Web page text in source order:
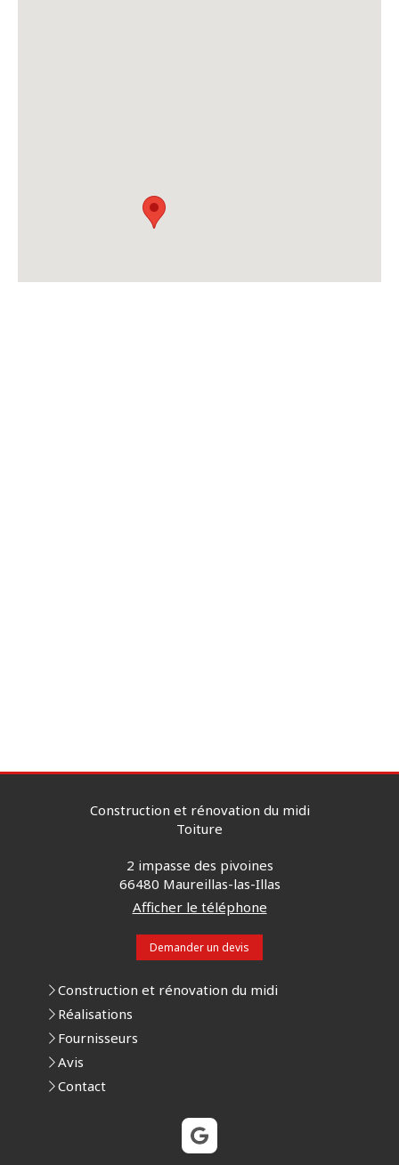
Construction et rénovation du midi
Toiture
2 impasse des pivoines
66480 Maureillas-las-Illas
Afficher le téléphone
Demander un devis
Construction et rénovation du midi
Réalisations
Fournisseurs
Avis
Contact